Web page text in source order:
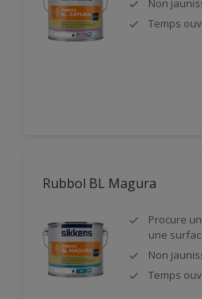
Non
Temps
Rubbol BL Magura
Procure
une
Non
Temps